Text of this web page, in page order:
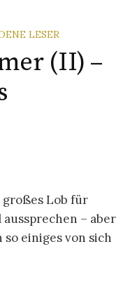
LESER
(II) –
Lob für
– aber
einiges von sich